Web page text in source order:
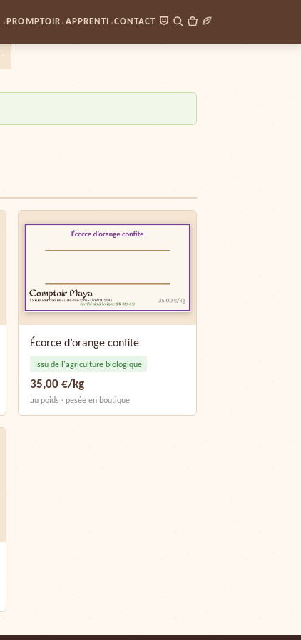
·PROMPTOIR · APPRENTI ·CONTACT
Écorce d’orange confite
Issu de l'agriculture biologique
35,00 €/kg
au poids · pesée en boutique